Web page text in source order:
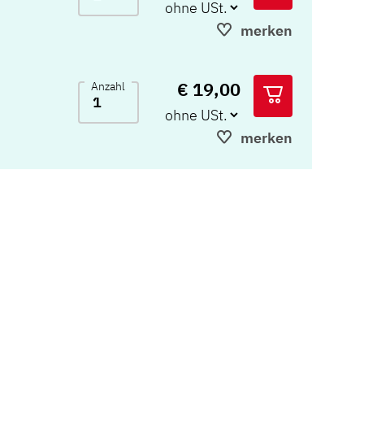
merken
Anzahl € 19,00
merken